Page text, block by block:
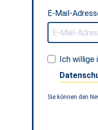
E-Mail-
Ich willige
Sie können den